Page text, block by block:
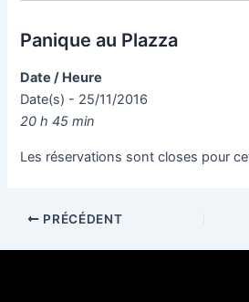
Panique au Plazza
Date / Heure
Date(s) - 25/11/2016
20 h 45 min
Les réservations sont closes pour
PRÉCÉDENT